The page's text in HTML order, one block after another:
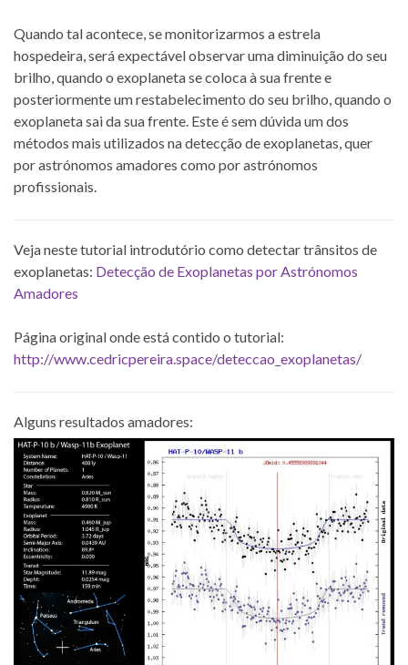
Quando tal acontece, se monitorizarmos a estrela
hospedeira, será expectável observar uma diminuição do seu
brilho, quando o exoplaneta se coloca à sua frente e
posteriormente um restabelecimento do seu brilho, quando o
exoplaneta sai da sua frente. Este é sem dúvida um dos
métodos mais utilizados na detecção de exoplanetas, quer
por astrónomos amadores como por astrónomos
profissionais.
Veja neste tutorial introdutório como detectar trânsitos de
exoplanetas: Detecção de Exoplanetas por Astrónomos
Amadores
Página original onde está contido o tutorial:
http://www.cedricpereira.space/deteccao_exoplanetas/
Alguns resultados amadores: